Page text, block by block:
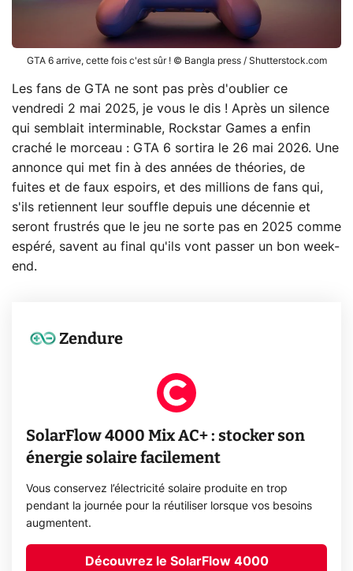
GTA 6 arrive, cette fois c'est sûr ! © Bangla press / Shutterstock.com
Les fans de GTA ne sont pas près d'oublier ce
vendredi 2 mai 2025, je vous le dis ! Après un silence
qui semblait interminable, Rockstar Games a enfin
craché le morceau : GTA 6 sortira le 26 mai 2026. Une
annonce qui met fin à des années de théories, de
fuites et de faux espoirs, et des millions de fans qui,
s'ils retiennent leur souffle depuis une décennie et
seront frustrés que le jeu ne sorte pas en 2025 comme
espéré, savent au final qu'ils vont passer un bon week-
end.
Zendure
SolarFlow 4000 Mix AC+ : stocker son
énergie solaire facilement
Vous conservez l’électricité solaire produite en trop
pendant la journée pour la réutiliser lorsque vos besoins
augmentent.
Découvrez le SolarFlow 4000